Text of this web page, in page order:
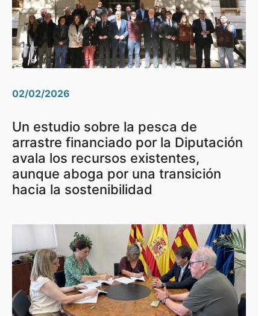
02/02/2026
Un estudio sobre la pesca de
arrastre financiado por la Diputación
avala los recursos existentes,
aunque aboga por una transición
hacia la sostenibilidad